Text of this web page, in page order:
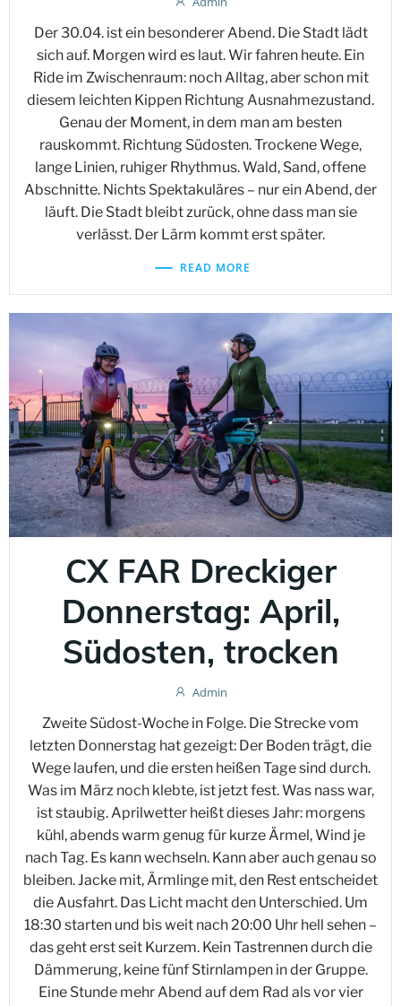
Der 30.04. ist ein besonderer Abend. Die Stadt lädt
sich auf. Morgen wird es laut. Wir fahren heute. Ein
Ride im Zwischenraum: noch Alltag, aber schon mit
diesem leichten Kippen Richtung Ausnahmezustand.
Genau der Moment, in dem man am besten
rauskommt. Richtung Südosten. Trockene Wege,
lange Linien, ruhiger Rhythmus. Wald, Sand, offene
Abschnitte. Nichts Spektakuläres – nur ein Abend, der
läuft. Die Stadt bleibt zurück, ohne dass man sie
verlässt. Der Lärm kommt erst später.
READ MORE
CX FAR Dreckiger
Donnerstag: April,
Südosten, trocken
Admin
Zweite Südost-Woche in Folge. Die Strecke vom
letzten Donnerstag hat gezeigt: Der Boden trägt, die
Wege laufen, und die ersten heißen Tage sind durch.
Was im März noch klebte, ist jetzt fest. Was nass war,
ist staubig. Aprilwetter heißt dieses Jahr: morgens
kühl, abends warm genug für kurze Ärmel, Wind je
nach Tag. Es kann wechseln. Kann aber auch genau so
bleiben. Jacke mit, Ärmlinge mit, den Rest entscheidet
die Ausfahrt. Das Licht macht den Unterschied. Um
18:30 starten und bis weit nach 20:00 Uhr hell sehen –
das geht erst seit Kurzem. Kein Tastrennen durch die
Dämmerung, keine fünf Stirnlampen in der Gruppe.
Eine Stunde mehr Abend auf dem Rad als vor vier